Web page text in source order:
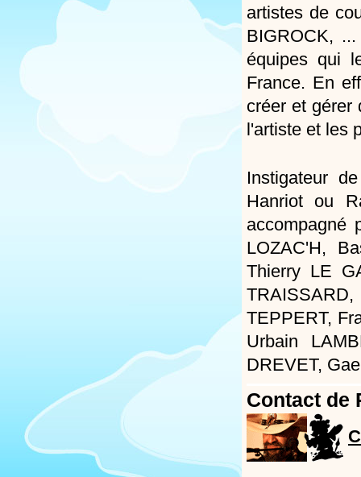
artistes de
BIGROCK,
équipes qui
France. En
créer et gérer
l'artiste et les
Instigateur
Hanriot ou
accompagné
LOZAC'H,
Thierry LE
TEPPERT,
Urbain
DREVET,
Contact de